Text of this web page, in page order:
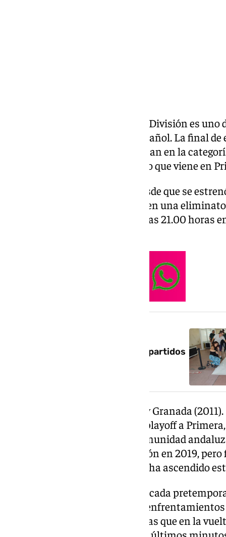
El playoff de ascenso a Primera División es
por los aficionados al fútbol español. La final
andaluza. De los cinco que militan en la
medirán y solo uno estará el año que viene en
Es la primera vez que ocurre desde que se
Almería y Málaga se enfrentan en una
primer partido este domingo a las 21.00 horas
Estos son los horarios para los partidos
Córdoba (2014), Almería (2013) y Granada
que han llegado a una final del playoff a
habían enfrentado dos de la comunidad
Málaga, que disputó la promoción en 2019,
por el Dépor, que precisamente ha ascendido
Málaga y Almería, un clásico de cada
victorias esta campaña en sus
equipo de Funes por 2-1, mientras que en la